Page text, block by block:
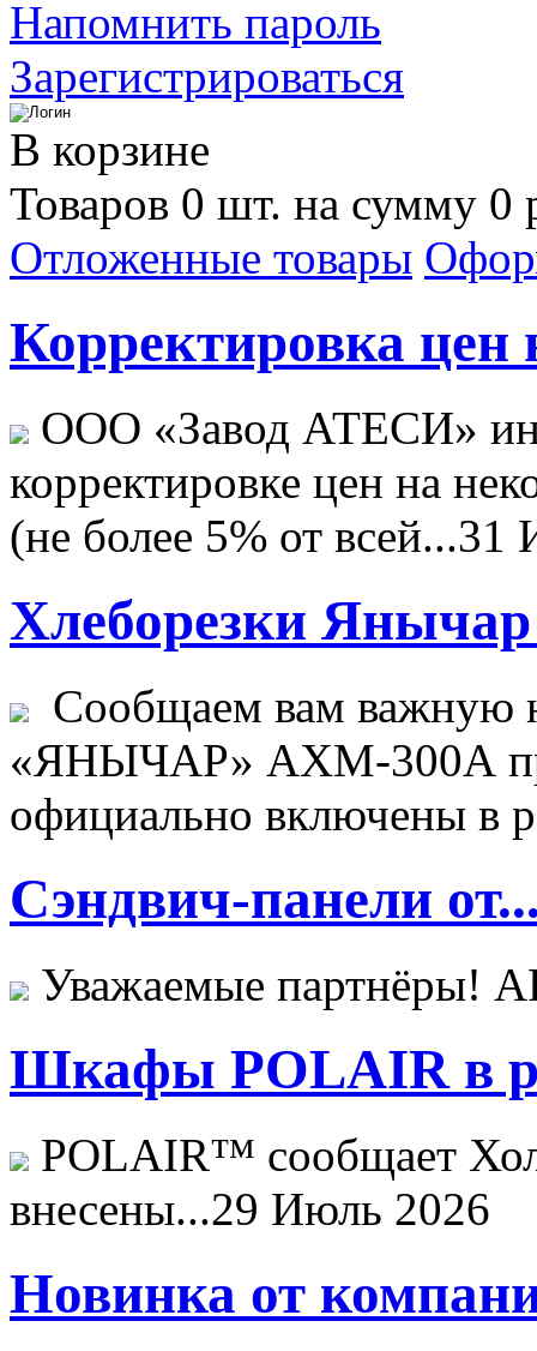
Напомнить пароль
Зарегистрироваться
В корзине
Товаров 0 шт. на сумму 0
Отложенные товары
Корректировка цен
ООО «Завод АТЕСИ»
корректировке цен на
(не более 5% от всей...31
Хлеборезки Янычар
Сообщаем вам важную
«ЯНЫЧАР» АХМ-300А
официально включены в
Сэндвич-панели
Уважаемые
Шкафы POLAIR в
POLAIR™ сообщает
внесены...29 Июль 2026
Новинка от